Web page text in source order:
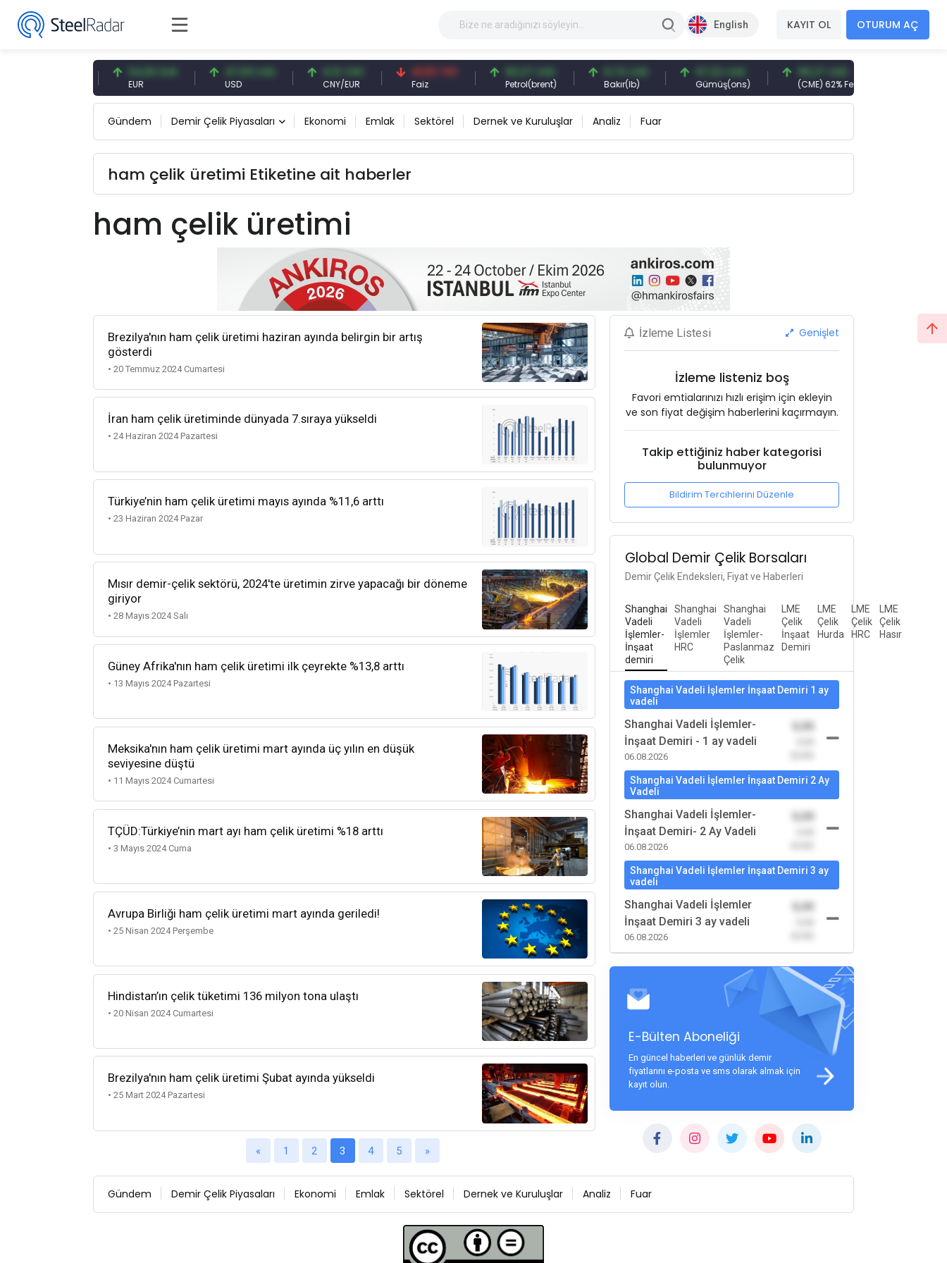
English KAYIT OL OTURUM AÇ
54,93 EUR 47,59 USD 0,13 CNY
CNY/EUR
41,53 TRY 83,27 USD
Petrol(brent)
6,74 USD
Bakır(lb)
97,32 USD
Gümüş(ons)
96,27 USD
(CME) 62% Fe
Gündem Demir Çelik Piyasaları Ekonomi Emlak Sektörel Dernek ve Kuruluşlar Analiz Fuar
ham çelik üretimi Etiketine ait haberler
ham çelik üretimi
Brezilya'nın ham çelik üretimi haziran ayında belirgin bir artış
gösterdi
• 20 Temmuz 2024 Cumartesi
İran ham çelik üretiminde dünyada 7.sıraya yükseldi
• 24 Haziran 2024 Pazartesi
Türkiye’nin ham çelik üretimi mayıs ayında %11,6 arttı
• 23 Haziran 2024 Pazar
Mısır demir-çelik sektörü, 2024'te üretimin zirve yapacağı bir döneme
giriyor
• 28 Mayıs 2024 Salı
Güney Afrika'nın ham çelik üretimi ilk çeyrekte %13,8 arttı
• 13 Mayıs 2024 Pazartesi
Meksika'nın ham çelik üretimi mart ayında üç yılın en düşük
seviyesine düştü
• 11 Mayıs 2024 Cumartesi
TÇÜD:Türkiye’nin mart ayı ham çelik üretimi %18 arttı
• 3 Mayıs 2024 Cuma
Avrupa Birliği ham çelik üretimi mart ayında geriledi!
• 25 Nisan 2024 Perşembe
Hindistan’ın çelik tüketimi 136 milyon tona ulaştı
• 20 Nisan 2024 Cumartesi
Brezilya'nın ham çelik üretimi Şubat ayında yükseldi
• 25 Mart 2024 Pazartesi
« 1 2 3 4 5 »
İzleme Listesi Genişlet
İzleme listeniz boş
Favori emtialarınızı hızlı erişim için ekleyin
ve son fiyat değişim haberlerini kaçırmayın.
Takip ettiğiniz haber kategorisi
bulunmuyor
Bildirim Tercihlerini Düzenle
Global Demir Çelik Borsaları
Demir Çelik Endeksleri, Fiyat ve Haberleri
Shanghai
Vadeli
İşlemler-
İnşaat
demiri
Shanghai
Vadeli
İşlemler
HRC
Shanghai
Vadeli
İşlemler-
Paslanmaz
Çelik
LME
Çelik
İnşaat
Demiri
LME
Çelik
Hurda
LME
Çelik
HRC
LME
Çelik
Hasır
Shanghai Vadeli İşlemler İnşaat Demiri 1 ay
vadeli
Shanghai Vadeli İşlemler-
İnşaat Demiri - 1 ay vadeli
06.08.2026
0,00
Shanghai Vadeli İşlemler İnşaat Demiri 2 Ay
Vadeli
Shanghai Vadeli İşlemler-
İnşaat Demiri- 2 Ay Vadeli
06.08.2026
0,00
Shanghai Vadeli İşlemler İnşaat Demiri 3 ay
vadeli
Shanghai Vadeli İşlemler
İnşaat Demiri 3 ay vadeli
06.08.2026
0,00
E-Bülten Aboneliği
En güncel haberleri ve günlük demir
fiyatlarını e-posta ve sms olarak almak için
kayıt olun.
Gündem Demir Çelik Piyasaları Ekonomi Emlak Sektörel Dernek ve Kuruluşlar Analiz Fuar